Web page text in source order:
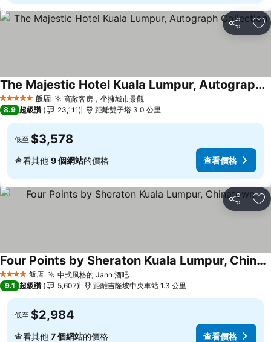
分享 加
5 星級 飯店 寬敞客房，坐擁城市景觀查看價格
The Majestic Hotel Kuala Lumpur, Autograph Collection
查看價格
8.9 超級讚 23,111 距離雙子塔 3.0 公里
低至 $3,578
查看其他 9 個網站的價格 查看價格
分享 加
4 星級 飯店 中式風格的 Jann 酒吧查看價格
Four Points by Sheraton Kuala Lumpur, Chinatown
查看價格
9.1 超級讚 5,607 距離吉隆坡中央車站 1.3 公里
低至 $2,984
查看其他 7 個網站的價格 查看價格